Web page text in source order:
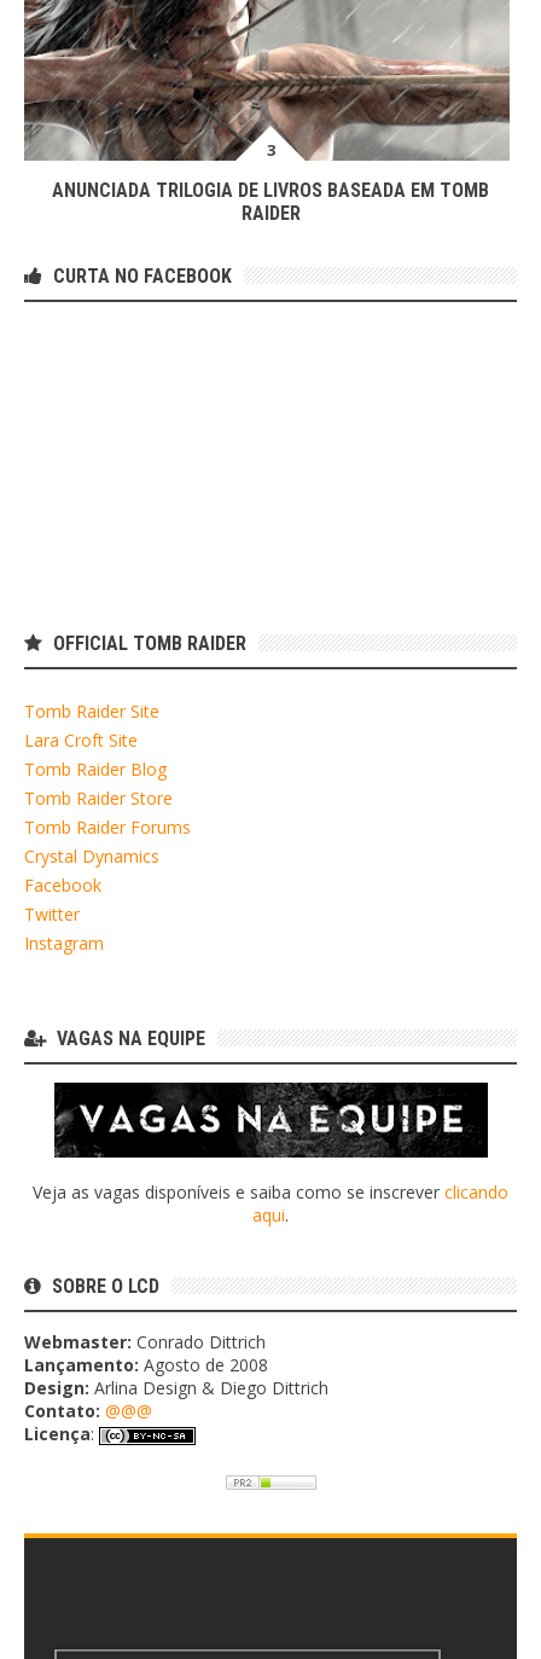
ANUNCIADA TRILOGIA DE LIVROS BASEADA EM TOMB
RAIDER
CURTA NO FACEBOOK
OFFICIAL TOMB RAIDER
Tomb Raider Site
Lara Croft Site
Tomb Raider Blog
Tomb Raider Store
Tomb Raider Forums
Crystal Dynamics
Facebook
Twitter
Instagram
VAGAS NA EQUIPE
Veja as vagas disponíveis e saiba como se inscrever clicando
aqui.
SOBRE O LCD
Webmaster: Conrado Dittrich
Lançamento: Agosto de 2008
Design: Arlina Design & Diego Dittrich
Contato: @@@
Licença: